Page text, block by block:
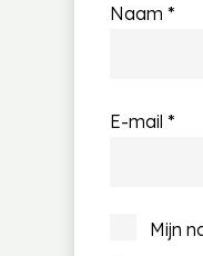
Naam*
E-mail*
Mijn